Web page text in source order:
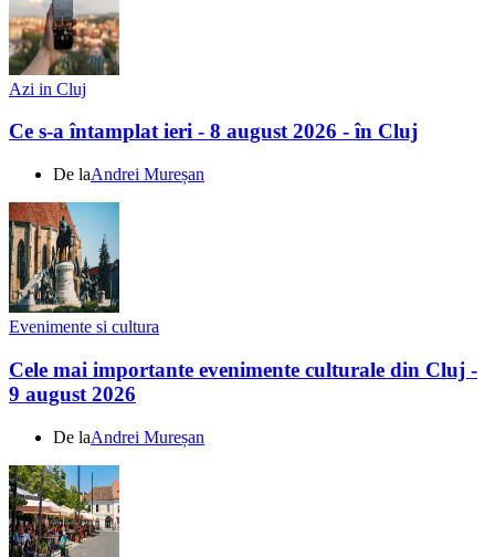
Azi in Cluj
Ce s-a întamplat ieri - 8 august 2026 - în Cluj
De laAndrei Mureșan
Evenimente si cultura
Cele mai importante evenimente culturale din Cluj -
9 august 2026
De laAndrei Mureșan